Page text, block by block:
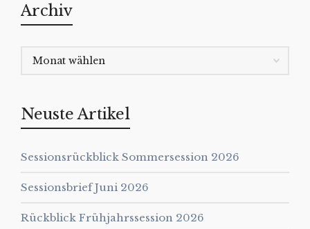
Archiv
Neuste Artikel
Sessionsrückblick Sommersession 2026
Sessionsbrief Juni 2026
Rückblick Frühjahrssession 2026